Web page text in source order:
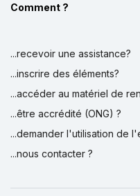
Comment ?
...recevoir une assistance?
...inscrire des éléments?
...accéder au matériel de
...être accrédité (ONG) ?
...demander l'utilisation de
...nous contacter ?